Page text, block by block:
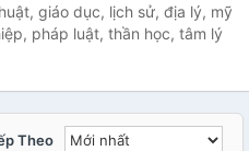
giáo dục, lịch sử, địa lý, mỹ
pháp luật, thần học, tâm lý
Theo